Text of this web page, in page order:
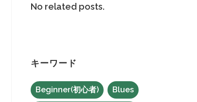
No related posts.
キーワード
Beginner(初心者) Blues